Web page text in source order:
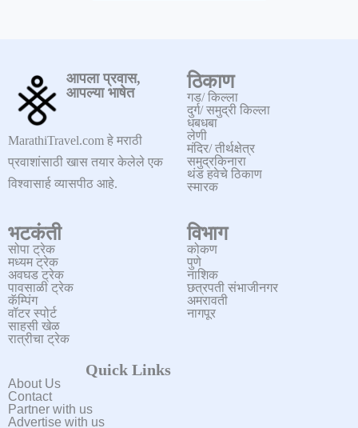
आपला प्रवास,
आपल्या भाषेत
MarathiTravel.com हे मराठी
प्रवाशांसाठी खास तयार केलेले एक
विश्वासार्ह व्यासपीठ आहे.
ठिकाण
गड/ किल्ला
दुर्ग/ समुद्री किल्ला
धबधबा
लेणी
मंदिर/ तीर्थक्षेत्र
समुद्रकिनारा
थंड हवेचे ठिकाण
स्मारक
भटकंती
सोपा ट्रेक
मध्यम ट्रेक
अवघड ट्रेक
पावसाळी ट्रेक
कॅम्पिंग
वॉटर स्पोर्ट
साहसी खेळ
रात्रीचा ट्रेक
विभाग
कोकण
पुणे
नाशिक
छत्रपती संभाजीनगर
अमरावती
नागपूर
Quick Links
About Us
Contact
Partner with us
Advertise with us